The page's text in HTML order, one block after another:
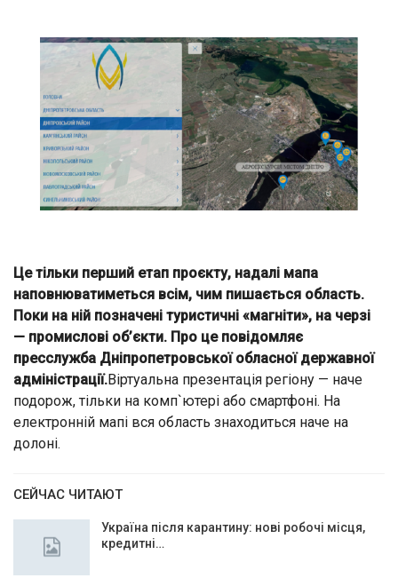
Це тільки перший етап проєкту, надалі мапа
наповнюватиметься всім, чим пишається область.
Поки на ній позначені туристичні «магніти», на черзі
— промислові об’єкти. Про це повідомляє
пресслужба Дніпропетровської обласної державної
адміністрації.Віртуальна презентація регіону — наче
подорож, тільки на комп`ютері або смартфоні. На
електронній мапі вся область знаходиться наче на
долоні.
СЕЙЧАС ЧИТАЮТ
Україна після карантину: нові робочі місця,
кредитні…